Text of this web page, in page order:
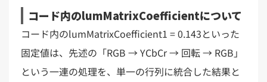
コード内のlumMatrixCoefficientについて
コード内のlumMatrixCoefficient1 = 0.143といった
固定値は、先述の「RGB → YCbCr → 回転 → RGB」
という一連の処理を、単一の行列に統合した結果と